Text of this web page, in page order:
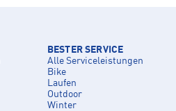
BESTER SERVICE
Alle Serviceleistungen
Bike
Laufen
Outdoor
Winter